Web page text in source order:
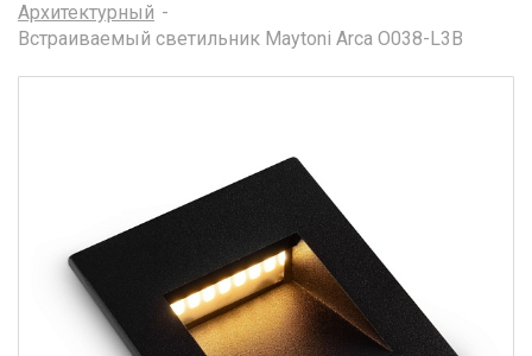
Архитектурный
Встраиваемый светильник Maytoni Arca O038-L3B